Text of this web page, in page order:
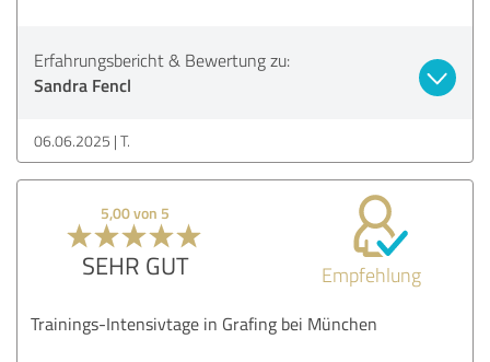
Erfahrungsbericht & Bewertung zu:
Sandra Fencl
06.06.2025 T.
5,00 von 5
SEHR GUT Empfehlung
Trainings-Intensivtage in Grafing bei München